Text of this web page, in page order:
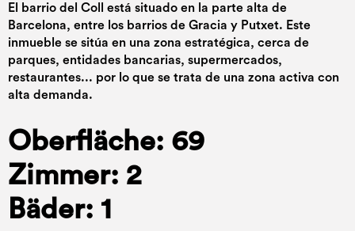
El barrio del Coll está situado en la parte alta de
Barcelona, entre los barrios de Gracia y Putxet. Este
inmueble se sitúa en una zona estratégica, cerca de
parques, entidades bancarias, supermercados,
restaurantes... por lo que se trata de una zona activa con
alta demanda.
Oberfläche: 69
Zimmer: 2
Bäder: 1